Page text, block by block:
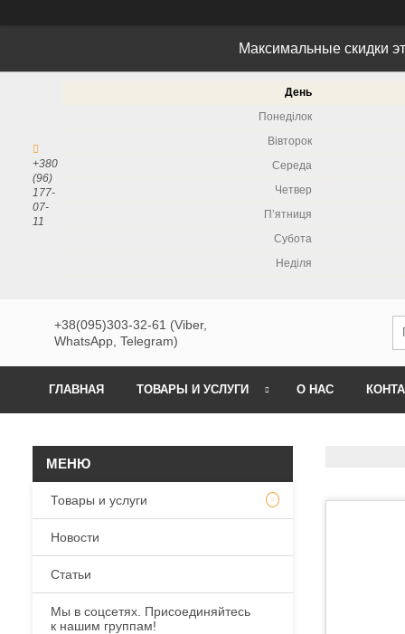
Максимальные скидки
+380
(96)
177-
07-
11
День
Понеділок
Вівторок
Середа
Четвер
Пʼятниця
Субота
Неділя
+38(095)303-32-61 (Viber,
WhatsApp, Telegram)
ГЛАВНАЯ ТОВАРЫ И УСЛУГИ О НАС
Товары и услуги
Новости
Статьи
Мы в соцсетях. Присоединяйтесь
к нашим группам!